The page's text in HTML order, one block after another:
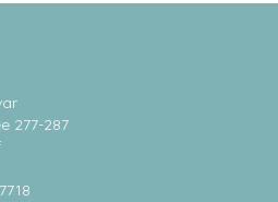
277-287